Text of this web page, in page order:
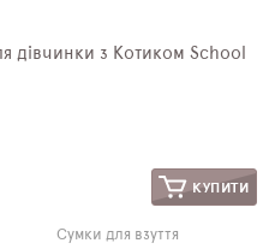
дівчинки з Котиком School
КУПИТИ
Сумки для взуття